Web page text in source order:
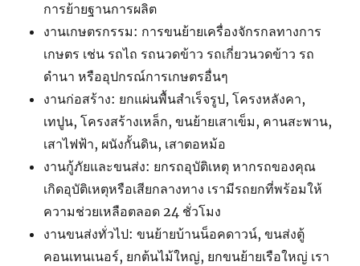
การย้ายฐานการผลิต
งานเกษตรกรรม: การขนย้ายเครื่องจักรกลทางการ
เกษตร เช่น รถไถ รถนวดข้าว รถเกี่ยวนวดข้าว รถ
ดำนา หรืออุปกรณ์การเกษตรอื่นๆ
งานก่อสร้าง: ยกแผ่นพื้นสำเร็จรูป, โครงหลังคา,
เทปูน, โครงสร้างเหล็ก, ขนย้ายเสาเข็ม, คานสะพาน,
เสาไฟฟ้า, ผนังกั้นดิน, เสาตอหม้อ
งานกู้ภัยและขนส่ง: ยกรถอุบัติเหตุ หากรถของคุณ
เกิดอุบัติเหตุหรือเสียกลางทาง เรามีรถยกที่พร้อมให้
ความช่วยเหลือตลอด 24 ชั่วโมง
งานขนส่งทั่วไป: ขนย้ายบ้านน็อคดาวน์, ขนส่งตู้
คอนเทนเนอร์, ยกต้นไม้ใหญ่, ยกขนย้ายเรือใหญ่ เรา